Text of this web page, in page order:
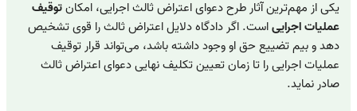
یکی از مهم‌ترین آثار طرح دعوای اعتراض ثالث اجرایی، امکانتوقیف
عملیات اجراییاست. اگر دادگاه دلایل اعتراض ثالث را قوی تشخیص
دهد و بیم تضییع حق او وجود داشته باشد، می‌تواند قرار توقیف
عملیات اجرایی را تا زمان تعیین تکلیف نهایی دعوای اعتراض ثالث
صادر نماید.